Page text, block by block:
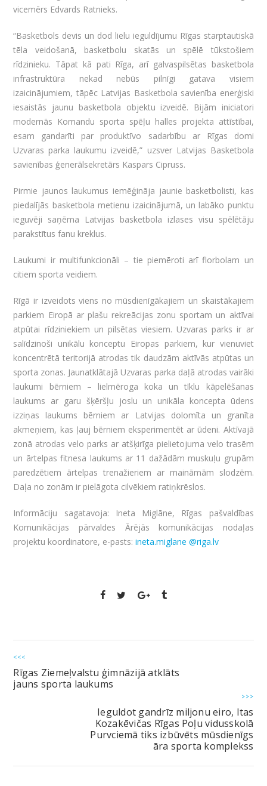
vicemērs Edvards Ratnieks.
“Basketbols devis un dod lielu ieguldījumu Rīgas starptautiskā
tēla veidošanā, basketbolu skatās un spēlē tūkstošiem
rīdzinieku. Tāpat kā pati Rīga, arī galvaspilsētas basketbola
infrastruktūra nekad nebūs pilnīgi gatava visiem
izaicinājumiem, tāpēc Latvijas Basketbola savienība enerģiski
iesaistās jaunu basketbola objektu izveidē. Bijām iniciatori
modernās Komandu sporta spēļu halles projekta attīstībai,
esam gandarīti par produktīvo sadarbību ar Rīgas domi
Uzvaras parka laukumu izveidē,” uzsver Latvijas Basketbola
savienības ģenerālsekretārs Kaspars Cipruss.
Pirmie jaunos laukumus iemēģināja jaunie basketbolisti, kas
piedalījās basketbola metienu izaicinājumā, un labāko punktu
ieguvēji saņēma Latvijas basketbola izlases visu spēlētāju
parakstītus fanu kreklus.
Laukumi ir multifunkcionāli – tie piemēroti arī florbolam un
citiem sporta veidiem.
Rīgā ir izveidots viens no mūsdienīgākajiem un skaistākajiem
parkiem Eiropā ar plašu rekreācijas zonu sportam un aktīvai
atpūtai rīdziniekiem un pilsētas viesiem. Uzvaras parks ir ar
salīdzinoši unikālu konceptu Eiropas parkiem, kur vienuviet
koncentrētā teritorijā atrodas tik daudzām aktīvās atpūtas un
sporta zonas. Jaunatklātajā Uzvaras parka daļā atrodas vairāki
laukumi bērniem – lielmēroga koka un tīklu kāpelēšanas
laukums ar garu šķēršļu joslu un unikāla koncepta ūdens
izziņas laukums bērniem ar Latvijas dolomīta un granīta
akmeņiem, kas ļauj bērniem eksperimentēt ar ūdeni. Aktīvajā
zonā atrodas velo parks ar atšķirīga pielietojuma velo trasēm
un ārtelpas fitnesa laukums ar 11 dažādām muskuļu grupām
paredzētiem ārtelpas trenažieriem ar maināmām slodzēm.
Daļa no zonām ir pielāgota cilvēkiem ratiņkrēslos.
Informāciju sagatavoja: Ineta Miglāne, Rīgas pašvaldības
Komunikācijas pārvaldes Ārējās komunikācijas nodaļas
projektu koordinatore, e-pasts:ineta.miglane @riga.lv
<<<
Rīgas Ziemeļvalstu ģimnāzijā atklāts
jauns sporta laukums
>>>
Ieguldot gandrīz miljonu eiro, Itas
Kozakēvičas Rīgas Poļu vidusskolā
Purvciemā tiks izbūvēts mūsdienīgs
āra sporta komplekss